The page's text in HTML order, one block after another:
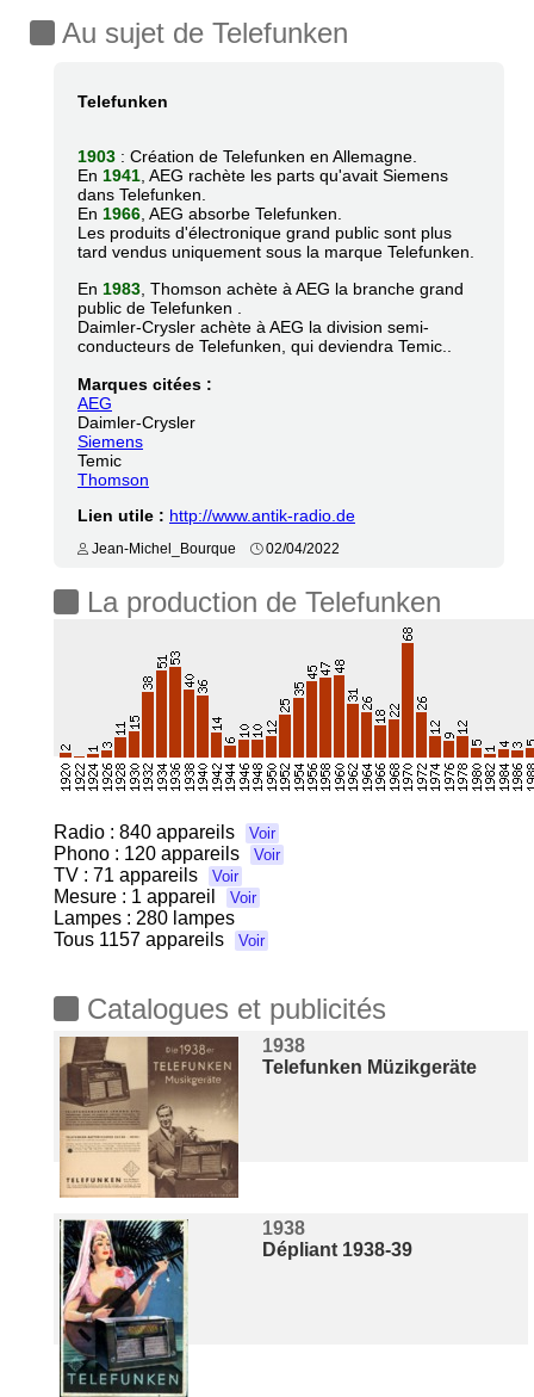
Au sujet de Telefunken
Telefunken
1903 : Création de Telefunken en Allemagne.
En 1941 , AEG rachète les parts qu'avait Siemens
dans Telefunken.
En 1966 , AEG absorbe Telefunken.
Les produits d'électronique grand public sont plus
tard vendus uniquement sous la marque Telefunken.
En 1983 , Thomson achète à AEG la branche grand
public de Telefunken .
Daimler-Crysler achète à AEG la division semi-
conducteurs de Telefunken, qui deviendra Temic..
Marques citées :
AEG
Daimler-Crysler
Siemens
Temic
Thomson
Lien utile : http://www.antik-radio.de
Jean-Michel_Bourque 02/04/2022
La production de Telefunken
Radio : 840 appareils Voir
Phono : 120 appareils Voir
TV : 71 appareils Voir
Mesure : 1 appareil Voir
Lampes : 280 lampes
Tous 1157 appareils Voir
Catalogues et publicités
1938
Telefunken Müzikgeräte
1938
Dépliant 1938-39